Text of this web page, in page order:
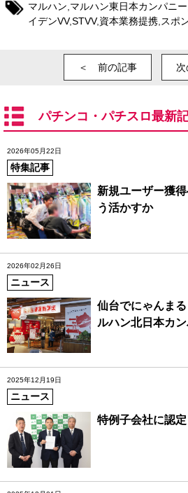
マルハン,マルハン東日本カンパニー
イデンVV,STVV,資本業務提携,スポ
＜ 前の記事
パチンコ・パチスロ最新
2026年05月22日
特集記事
新規ユーザー獲
う活かすか
2026年02月26日
ニュース
仙台でにゃんま
ルハン北日本カ
2025年12月19日
ニュース
特例子会社に認